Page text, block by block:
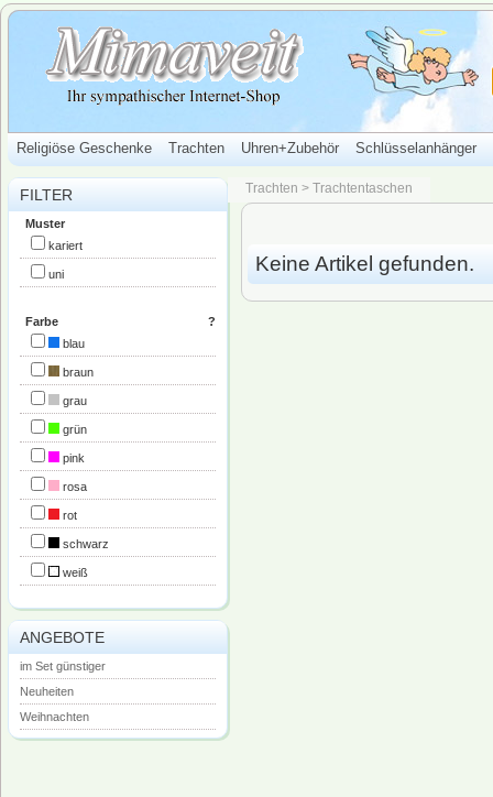
Religiöse Geschenke Trachten Uhren+Zubehör Schlüsselanhänger
FILTER
Muster
kariert
uni
Farbe
?
blau
braun
grau
grün
pink
rosa
rot
schwarz
weiß
ANGEBOTE
im Set günstiger
Neuheiten
Weihnachten
Trachten > Trachtentaschen
Keine Artikel gefunden.